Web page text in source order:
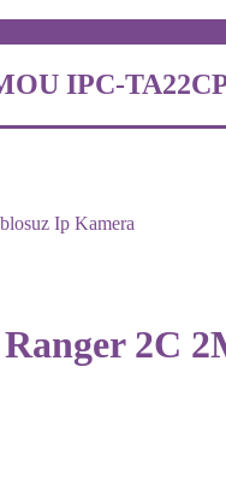
IPC-
Ip Kamera
2C